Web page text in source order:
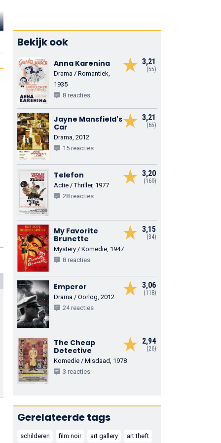
Randall
Bekijk ook
3,21
(55)
Anna Karenina
Drama / Romantiek,
1935
8 reacties
3,21
(65)
Jayne Mansfield's
Car
Drama, 2012
15 reacties
3,20
(169)
Telefon
Actie / Thriller, 1977
28 reacties
3,15
(34)
My Favorite
Brunette
Mystery / Komedie, 1947
8 reacties
3,06
(118)
Emperor
Drama / Oorlog, 2012
24 reacties
2,94
(26)
The Cheap
Detective
Komedie / Misdaad, 1978
3 reacties
Gerelateerde tags
schilderen film noir art gallery art theft